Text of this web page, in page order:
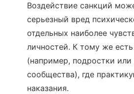
Воздействие санкций
серьезный вред
отдельных наиболее
личностей. К тому же
(например, подростки
сообщества), где
наказания.